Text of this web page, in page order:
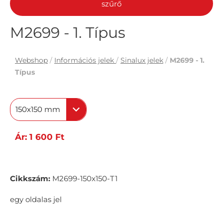
szűrő
M2699 - 1. Típus
Webshop / Információs jelek / Sinalux jelek / M2699 - 1.
Típus
150x150 mm
Ár: 1 600 Ft
Cikkszám: M2699-150x150-T1
egy oldalas jel